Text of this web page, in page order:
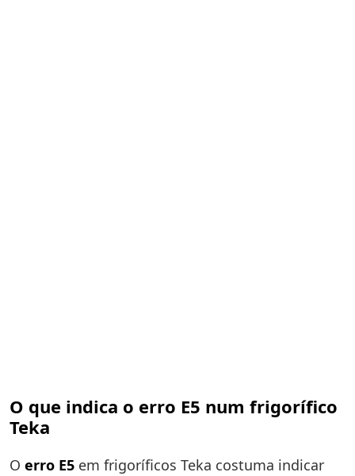
O que indica o erro E5 num frigorífico
Teka
O erro E5 em frigoríficos Teka costuma indicar